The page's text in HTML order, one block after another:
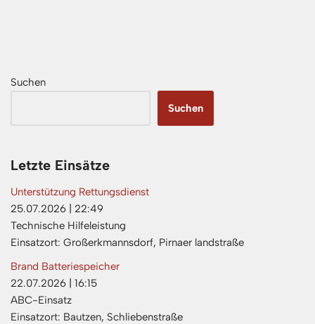
Suchen
Suchen
Letzte Einsätze
Unterstützung Rettungsdienst
25.07.2026
22:49
Technische Hilfeleistung
Einsatzort: Großerkmannsdorf, Pirnaer landstraße
Brand Batteriespeicher
22.07.2026
16:15
ABC-Einsatz
Einsatzort: Bautzen, Schliebenstraße